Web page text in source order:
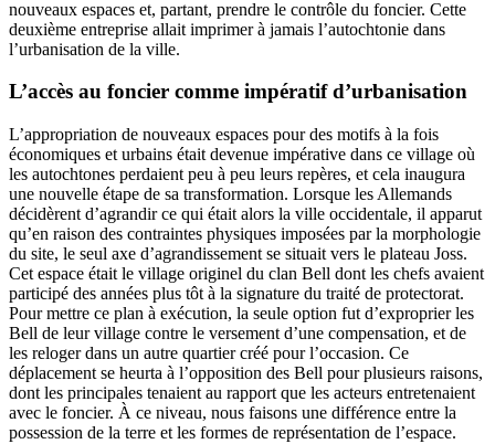
nouveaux espaces et, partant, prendre le contrôle du foncier. Cette
deuxième entreprise allait imprimer à jamais l’autochtonie dans
l’urbanisation de la ville.
L’accès au foncier comme impératif d’urbanisation
L’appropriation de nouveaux espaces pour des motifs à la fois
économiques et urbains était devenue impérative dans ce village où
les autochtones perdaient peu à peu leurs repères, et cela inaugura
une nouvelle étape de sa transformation. Lorsque les Allemands
décidèrent d’agrandir ce qui était alors la ville occidentale, il apparut
qu’en raison des contraintes physiques imposées par la morphologie
du site, le seul axe d’agrandissement se situait vers le plateau Joss.
Cet espace était le village originel du clan Bell dont les chefs avaient
participé des années plus tôt à la signature du traité de protectorat.
Pour mettre ce plan à exécution, la seule option fut d’exproprier les
Bell de leur village contre le versement d’une compensation, et de
les reloger dans un autre quartier créé pour l’occasion. Ce
déplacement se heurta à l’opposition des Bell pour plusieurs raisons,
dont les principales tenaient au rapport que les acteurs entretenaient
avec le foncier. À ce niveau, nous faisons une différence entre la
possession de la terre et les formes de représentation de l’espace.